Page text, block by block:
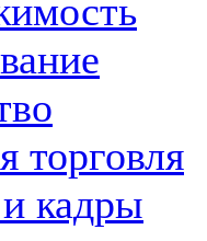
торговля
кадры